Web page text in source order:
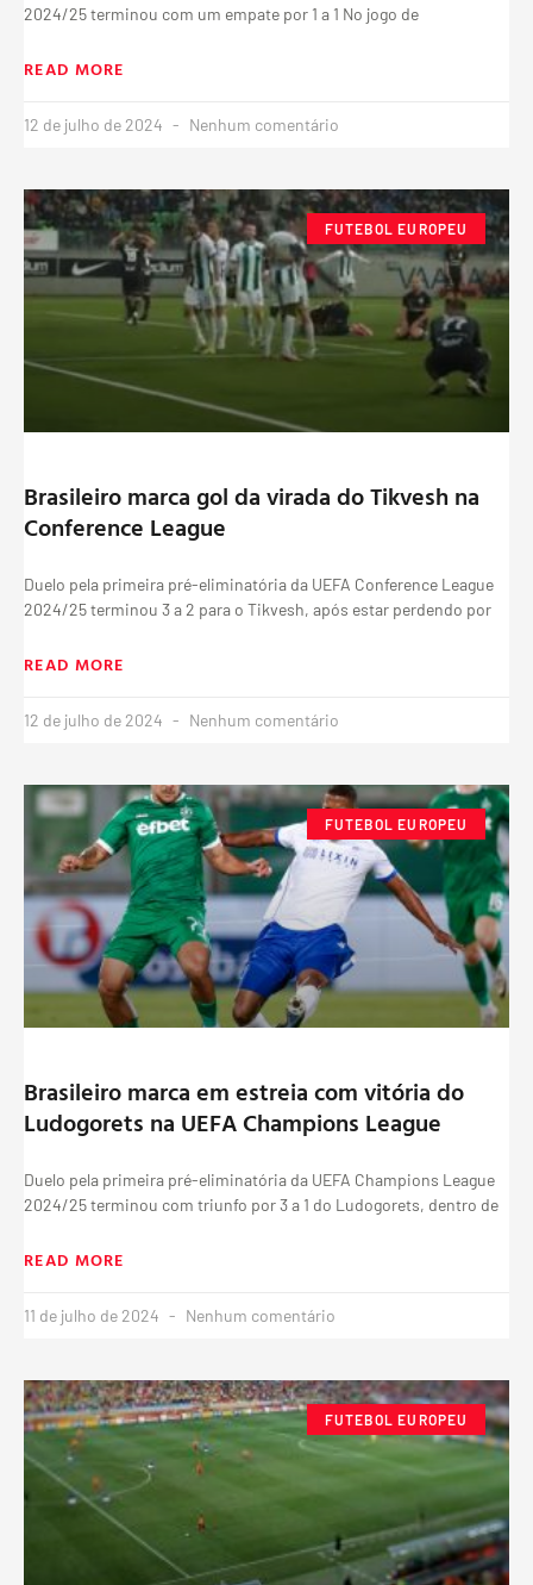
2024/25 terminou com um empate por 1 a 1 No jogo de
READ MORE
12 de julho de 2024 Nenhum comentário
FUTEBOL EUROPEU
Brasileiro marca gol da virada do Tikvesh na
Conference League
Duelo pela primeira pré-eliminatória da UEFA Conference League
2024/25 terminou 3 a 2 para o Tikvesh, após estar perdendo por
READ MORE
12 de julho de 2024 Nenhum comentário
FUTEBOL EUROPEU
Brasileiro marca em estreia com vitória do
Ludogorets na UEFA Champions League
Duelo pela primeira pré-eliminatória da UEFA Champions League
2024/25 terminou com triunfo por 3 a 1 do Ludogorets, dentro de
READ MORE
11 de julho de 2024 Nenhum comentário
FUTEBOL EUROPEU